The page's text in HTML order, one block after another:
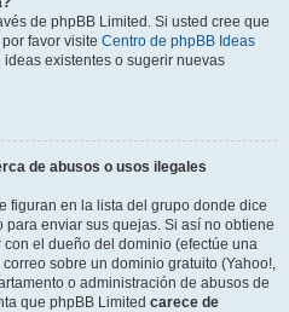
de phpBB Limited. Si usted cree que
favor visite Centro de phpBB Ideas
existentes o sugerir nuevas
de abusos o usos ilegales
figuran en la lista del grupo donde dice
enviar sus quejas. Si así no obtiene
el dueño del dominio (efectúe una
sobre un dominio gratuito (Yahoo!,
o administración de abusos de
que phpBB Limited carece de